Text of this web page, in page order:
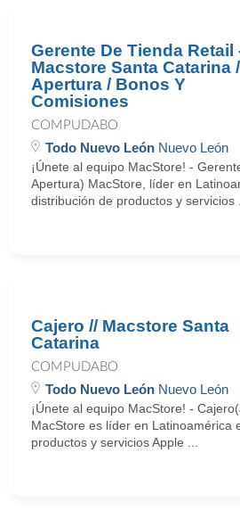
Gerente De Tienda Retail
Macstore Santa Catarina /
Apertura / Bonos Y
Comisiones
COMPUDABO
Todo Nuevo León Nuevo León
¡Únete al equipo MacStore! -
Apertura) MacStore, líder en
distribución de productos y servicios
Cajero // Macstore Santa
Catarina
COMPUDABO
Todo Nuevo León Nuevo León
¡Únete al equipo MacStore! -
MacStore es líder en Latinoamérica
productos y servicios Apple ...